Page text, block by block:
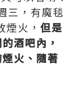
三，有魔毯
火， 但是
酒吧內，
火、隨著